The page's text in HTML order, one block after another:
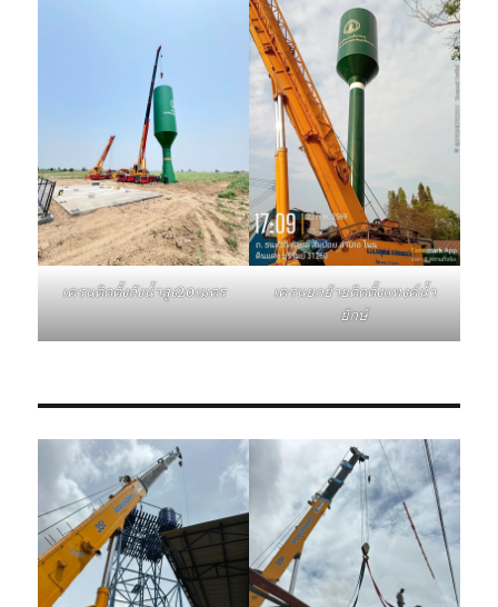
เครนติดตั้งถังน้ำสูง20เมตร
เครนยกย้ายติดตั้งแทงค์น้ำ
ยักษ์